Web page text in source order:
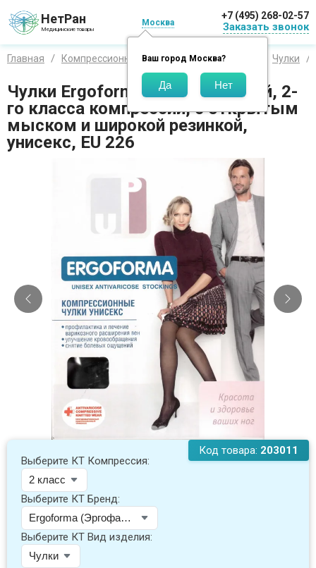
НетРан
Медицинские товары
Москва
Ваш город Москва?
+7 (495) 268-02-57
Заказать звонок
Главная Компрессионный трикотаж Ergoforma Чулки
Чулки Ergoforma с микрофиброй, 2-
го класса компрессии, с открытым
мыском и широкой резинкой,
унисекс, EU 226
Код товара: 203011
Выберите КТ Компрессия:
Выберите КТ Бренд:
Выберите КТ Вид изделия: